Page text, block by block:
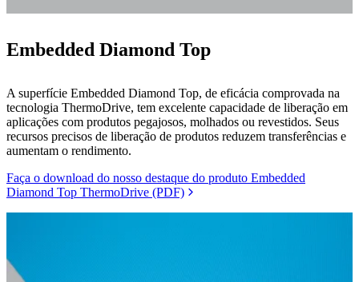
Embedded Diamond Top
A superfície Embedded Diamond Top, de eficácia comprovada na
tecnologia ThermoDrive, tem excelente capacidade de liberação em
aplicações com produtos pegajosos, molhados ou revestidos. Seus
recursos precisos de liberação de produtos reduzem transferências e
aumentam o rendimento.
Faça o download do nosso destaque do produto Embedded
Diamond Top ThermoDrive (PDF)